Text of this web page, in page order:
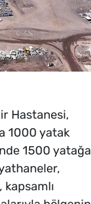
Hastanesi,
1000 yatak
1500 yatağa